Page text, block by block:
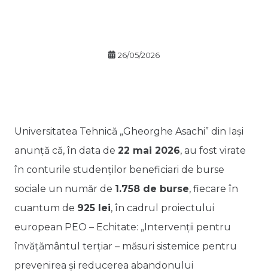
26/05/2026
Universitatea Tehnică „Gheorghe Asachi” din Iași
anunță că, în data de 22 mai 2026, au fost virate
în conturile studenților beneficiari de burse
sociale un număr de 1.758 de burse, fiecare în
cuantum de 925 lei, în cadrul proiectului
european PEO – Echitate: „Intervenții pentru
învățământul terțiar – măsuri sistemice pentru
prevenirea și reducerea abandonului